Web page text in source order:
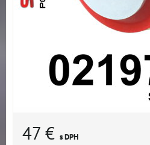
47 € s DPH